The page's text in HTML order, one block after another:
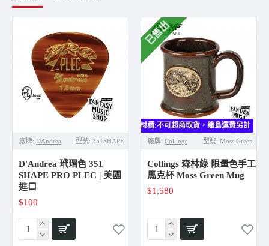
廠牌: DAndrea 型號: 351SHAPE
D'Andrea 玳瑁色 351
SHAPE PRO PLEC | 美國
進口
$100
大材積:不可超商取貨，離島運費另計
已售出
廠牌: Collings 型號: Moss Green
Collings 森林綠 限量色手工
馬克杯 Moss Green Mug
$1,580